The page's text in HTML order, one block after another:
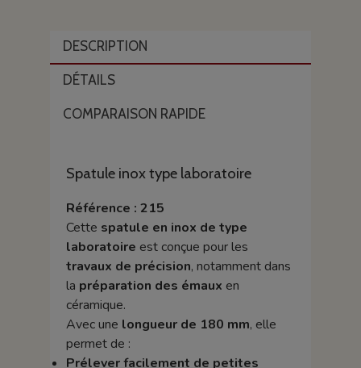
DESCRIPTION
DÉTAILS
COMPARAISON RAPIDE
Spatule inox type laboratoire
Référence : 215
Cette spatule en inox de type
laboratoire est conçue pour les
travaux de précision, notamment dans
la préparation des émaux en
céramique.
Avec une longueur de 180 mm, elle
permet de :
Prélever facilement de petites